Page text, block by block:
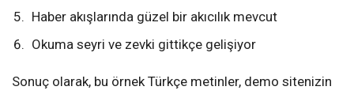
Haber akışlarında güzel bir akıcılık mevcut
Okuma seyri ve zevki gittikçe gelişiyor
Sonuç olarak, bu örnek Türkçe metinler, demo sitenizin